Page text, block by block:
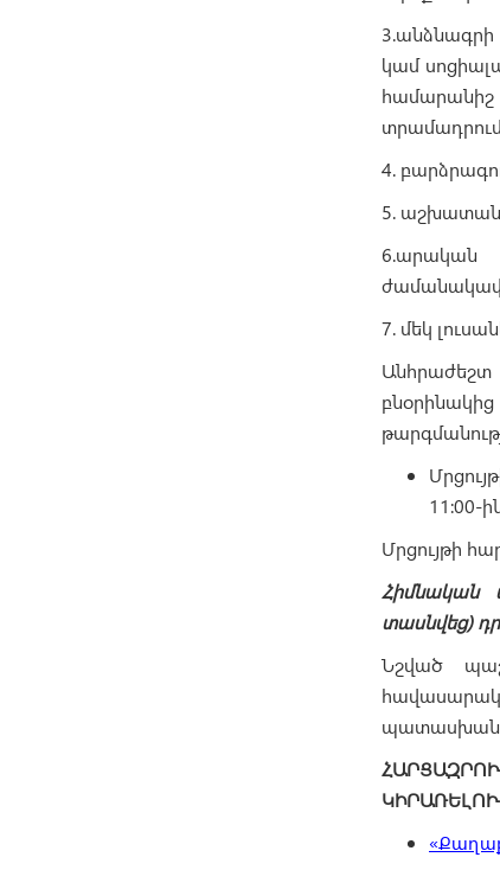
կամ
համարանիշ
4.
5.
6.արական
7. մեկ
11:00-
Մրցույթի
Հիմնական
տասնվեց)
Նշված